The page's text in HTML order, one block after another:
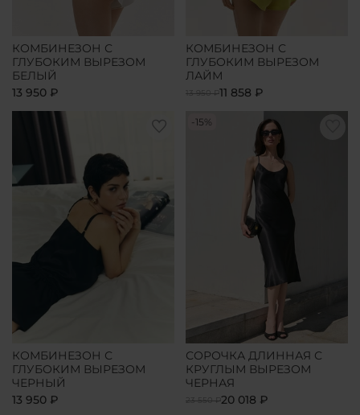
КОМБИНЕЗОН С
ГЛУБОКИМ ВЫРЕЗОМ
БЕЛЫЙ
13 950 ₽
КОМБИНЕЗОН С
ГЛУБОКИМ ВЫРЕЗОМ
ЛАЙМ
13 950 ₽11 858 ₽
КОМБИНЕЗОН С
ГЛУБОКИМ ВЫРЕЗОМ
ЧЕРНЫЙ
13 950 ₽
-15%
СОРОЧКА ДЛИННАЯ С
КРУГЛЫМ ВЫРЕЗОМ
ЧЕРНАЯ
23 550 ₽20 018 ₽